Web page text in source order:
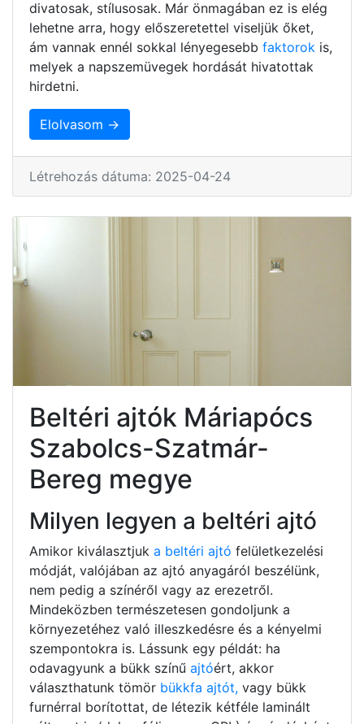
divatosak, stílusosak. Már önmagában ez is elég
lehetne arra, hogy előszeretettel viseljük őket,
ám vannak ennél sokkal lényegesebb faktorok is,
melyek a napszemüvegek hordását hivatottak
hirdetni.
Elolvasom →
Létrehozás dátuma: 2025-04-24
Beltéri ajtók Máriapócs
Szabolcs-Szatmár-
Bereg megye
Milyen legyen a beltéri ajtó
Amikor kiválasztjuk a beltéri ajtó felületkezelési
módját, valójában az ajtó anyagáról beszélünk,
nem pedig a színéről vagy az erezetről.
Mindeközben természetesen gondoljunk a
környezetéhez való illeszkedésre és a kényelmi
szempontokra is. Lássunk egy példát: ha
odavagyunk a bükk színű ajtóért, akkor
választhatunk tömör bükkfa ajtót, vagy bükk
furnérral borítottat, de létezik kétféle laminált